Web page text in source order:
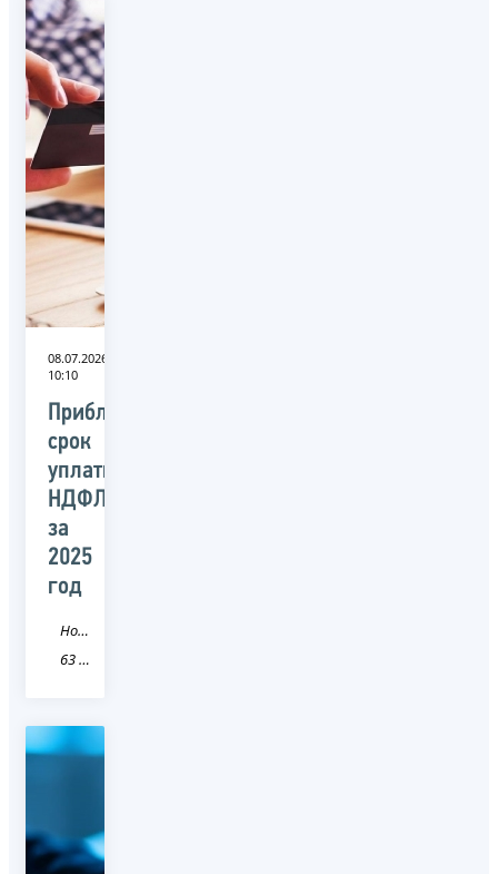
08.07.2026
10:10
Приближается
срок
уплаты
НДФЛ
за
2025
год
Новость
63 Самарская область